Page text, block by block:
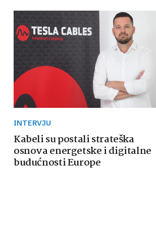
INTERVJU
Kabeli su postali strateška
osnova energetske i digitalne
budućnosti Europe